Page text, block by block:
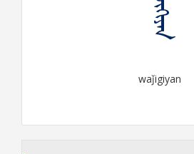
ᠸᠠᠵᠢᠭᠢᠶᠠᠨ
waǰigiyan